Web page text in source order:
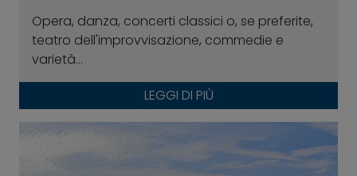
Opera, danza, concerti classici o, se preferite,
teatro dell'improvvisazione, commedie e
varietà...
LEGGI DI PIÙ